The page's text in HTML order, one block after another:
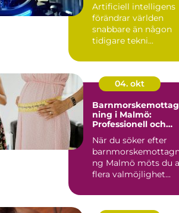
Artificiell intelligens
förändrar världen
snabbare än någon
tidigare tekni...
04. okt
Barnmorskemottag
ning i Malmö:
Professionell och
När du söker efter
ng Malmö möts du
flera valmöjlighet...